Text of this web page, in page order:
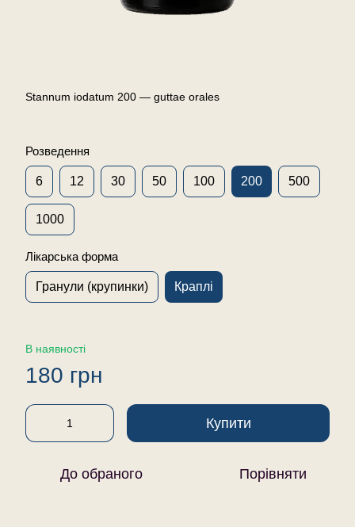
Stannum iodatum 200 — guttae orales
Розведення
6 12 30 50 100 200 500
1000
Лікарська форма
Гранули (крупинки) Краплі
В наявності
180 грн
Купити
До обраного Порівняти